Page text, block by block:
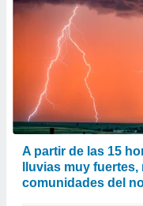
A partir de las 15
lluvias muy
comunidades del